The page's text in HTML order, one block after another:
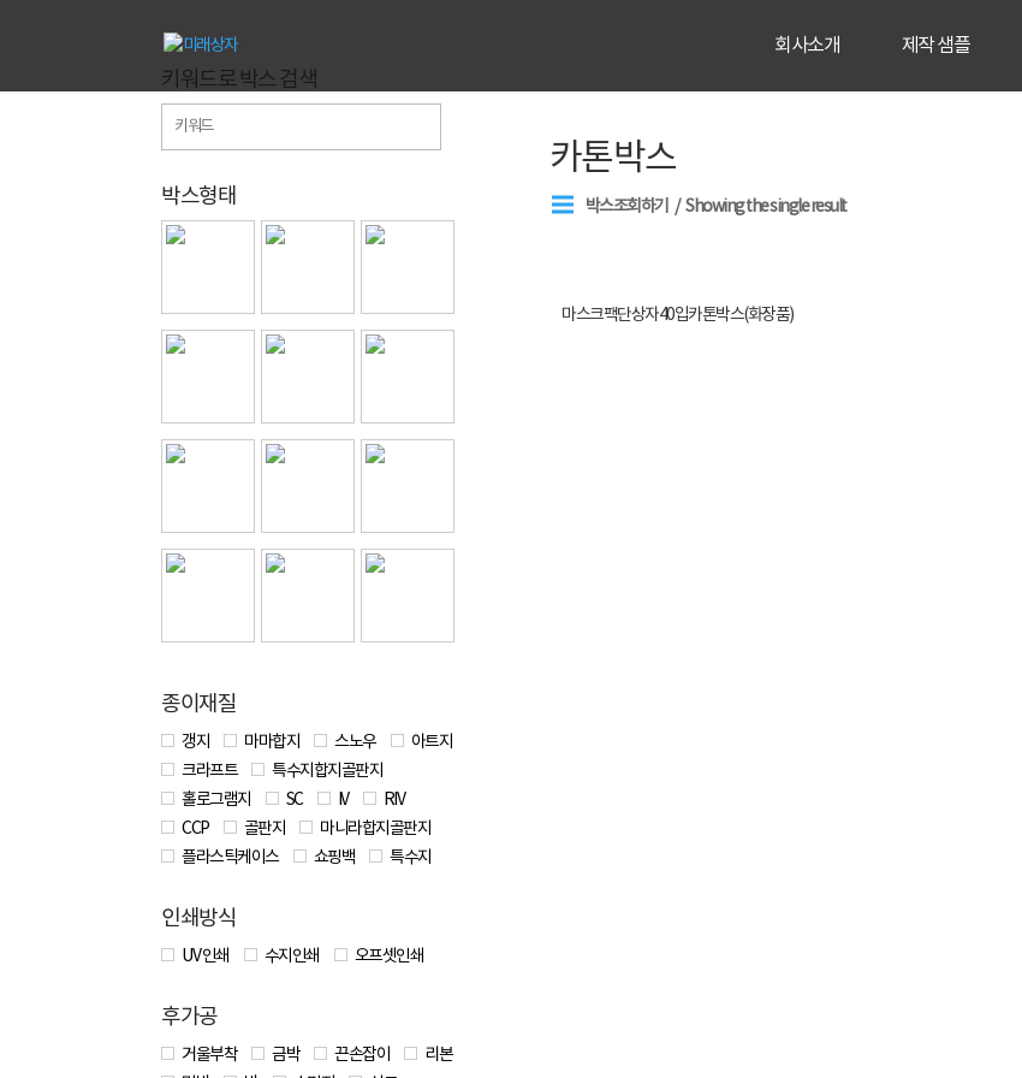
회사소개 제작 샘플
카톤박스
박스조회하기 Showing the single result
마스크팩단상자40입카톤박스(화장품)
키워드로 박스 검색
박스형태
종이재질
갱지 마마합지 스노우
아트지
크라프트
특수지합지골판지
홀로그램지
SC IV
RIV
CCP
골판지
마니라합지골판지
플라스틱케이스
쇼핑백 특수지
인쇄방식
UV 인쇄 수지인쇄 오프셋인쇄
후가공
거울부착 금박 끈손잡이
리본